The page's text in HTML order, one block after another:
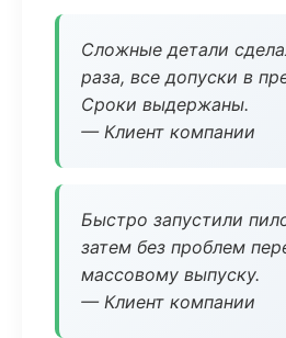
Сложные детали
раза, все допуски в
Сроки выдержаны.
— Клиент компании
Быстро запустили
затем без проблем
массовому выпуску.
— Клиент компании